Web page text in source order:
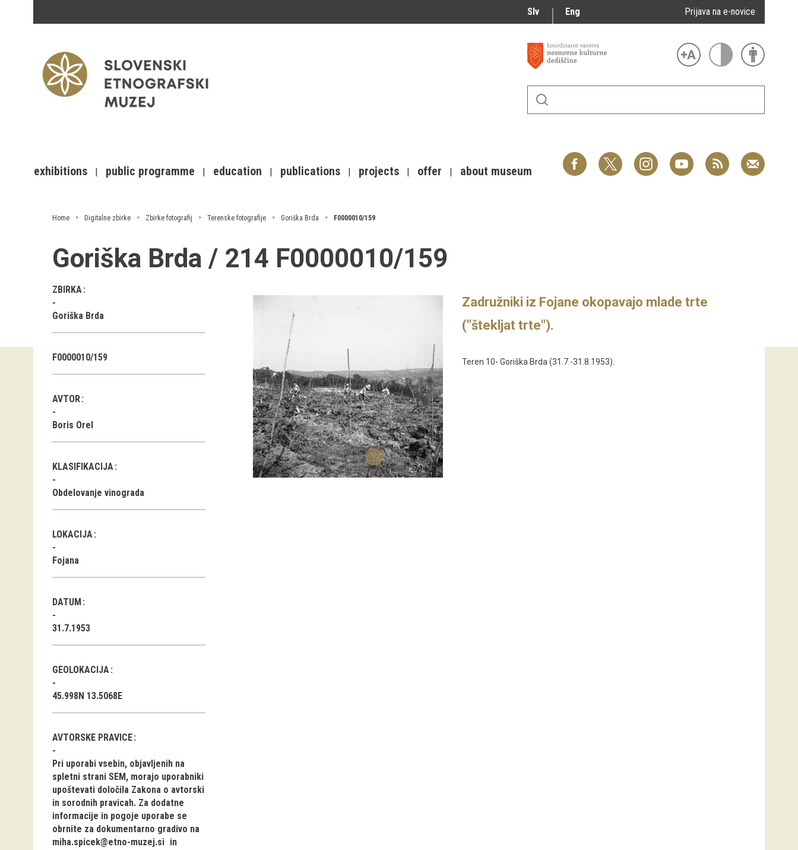
Slv Eng Prijava na e-novice
exhibitions public programme education publications projects offer about museum
Home Digitalne zbirke Zbirke fotografij Terenske fotografije Goriška Brda F0000010/159
Goriška Brda / 214 F0000010/159
ZBIRKA
Goriška Brda
F0000010/159
AVTOR
Boris Orel
KLASIFIKACIJA
Obdelovanje vinograda
LOKACIJA
Fojana
DATUM
31.7.1953
GEOLOKACIJA
45.998N 13.5068E
AVTORSKE PRAVICE
Pri uporabi vsebin, objavljenih na
spletni strani SEM, morajo uporabniki
upoštevati določila Zakona o avtorski
in sorodnih pravicah. Za dodatne
informacije in pogoje uporabe se
obrnite za dokumentarno gradivo na
miha.spicek@etno-muzej.si in
Zadružniki iz Fojane okopavajo mlade trte
("štekljat trte").
Teren 10- Goriška Brda (31.7.-31.8.1953).